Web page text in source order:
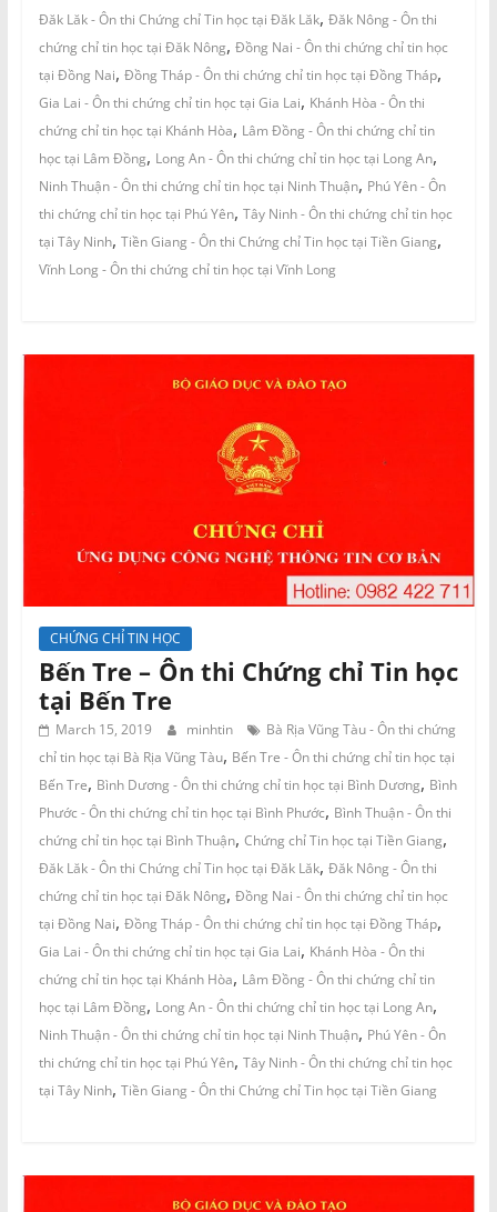
Đăk Lăk - Ôn thi Chứng chỉ Tin học tại Đăk Lăk, Đăk Nông - Ôn thi
chứng chỉ tin học tại Đăk Nông, Đồng Nai - Ôn thi chứng chỉ tin học
tại Đồng Nai, Đồng Tháp - Ôn thi chứng chỉ tin học tại Đồng Tháp,
Gia Lai - Ôn thi chứng chỉ tin học tại Gia Lai, Khánh Hòa - Ôn thi
chứng chỉ tin học tại Khánh Hòa, Lâm Đồng - Ôn thi chứng chỉ tin
học tại Lâm Đồng, Long An - Ôn thi chứng chỉ tin học tại Long An,
Ninh Thuận - Ôn thi chứng chỉ tin học tại Ninh Thuận, Phú Yên - Ôn
thi chứng chỉ tin học tại Phú Yên, Tây Ninh - Ôn thi chứng chỉ tin học
tại Tây Ninh, Tiền Giang - Ôn thi Chứng chỉ Tin học tại Tiền Giang,
Vĩnh Long - Ôn thi chứng chỉ tin học tại Vĩnh Long
CHỨNG CHỈ TIN HỌC
Bến Tre – Ôn thi Chứng chỉ Tin học
tại Bến Tre
March 15, 2019 minhtin
Bà Rịa Vũng Tàu - Ôn thi chứng
chỉ tin học tại Bà Rịa Vũng Tàu, Bến Tre - Ôn thi chứng chỉ tin học tại
Bến Tre, Bình Dương - Ôn thi chứng chỉ tin học tại Bình Dương, Bình
Phước - Ôn thi chứng chỉ tin học tại Bình Phước, Bình Thuận - Ôn thi
chứng chỉ tin học tại Bình Thuận, Chứng chỉ Tin học tại Tiền Giang,
Đăk Lăk - Ôn thi Chứng chỉ Tin học tại Đăk Lăk, Đăk Nông - Ôn thi
chứng chỉ tin học tại Đăk Nông, Đồng Nai - Ôn thi chứng chỉ tin học
tại Đồng Nai, Đồng Tháp - Ôn thi chứng chỉ tin học tại Đồng Tháp,
Gia Lai - Ôn thi chứng chỉ tin học tại Gia Lai, Khánh Hòa - Ôn thi
chứng chỉ tin học tại Khánh Hòa, Lâm Đồng - Ôn thi chứng chỉ tin
học tại Lâm Đồng, Long An - Ôn thi chứng chỉ tin học tại Long An,
Ninh Thuận - Ôn thi chứng chỉ tin học tại Ninh Thuận, Phú Yên - Ôn
thi chứng chỉ tin học tại Phú Yên, Tây Ninh - Ôn thi chứng chỉ tin học
tại Tây Ninh, Tiền Giang - Ôn thi Chứng chỉ Tin học tại Tiền Giang